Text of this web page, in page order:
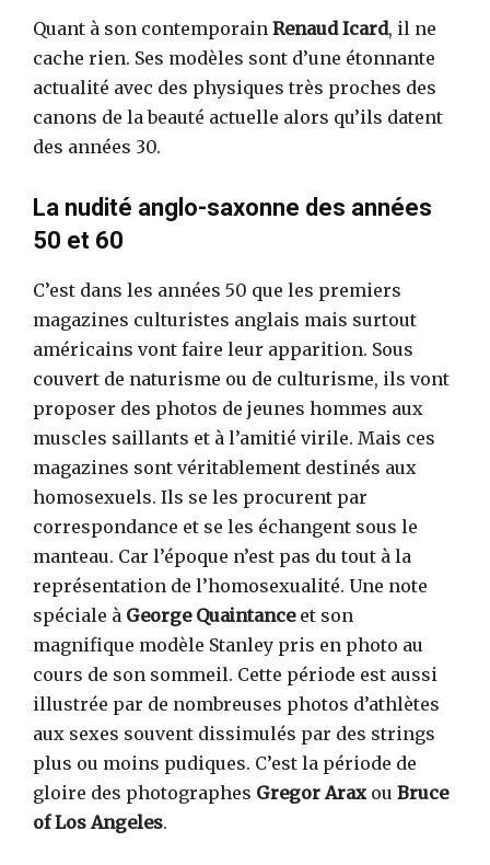
Quant à son contemporain Renaud Icard, il ne
cache rien. Ses modèles sont d’une étonnante
actualité avec des physiques très proches des
canons de la beauté actuelle alors qu’ils datent
des années 30.
La nudité anglo-saxonne des années
50 et 60
C’est dans les années 50 que les premiers
magazines culturistes anglais mais surtout
américains vont faire leur apparition. Sous
couvert de naturisme ou de culturisme, ils vont
proposer des photos de jeunes hommes aux
muscles saillants et à l’amitié virile. Mais ces
magazines sont véritablement destinés aux
homosexuels. Ils se les procurent par
correspondance et se les échangent sous le
manteau. Car l’époque n’est pas du tout à la
représentation de l’homosexualité. Une note
spéciale à George Quaintanceet son
magnifique modèle Stanley pris en photo au
cours de son sommeil. Cette période est aussi
illustrée par de nombreuses photos d’athlètes
aux sexes souvent dissimulés par des strings
plus ou moins pudiques. C’est la période de
gloire des photographes Gregor Arax ou Bruce
of Los Angeles.